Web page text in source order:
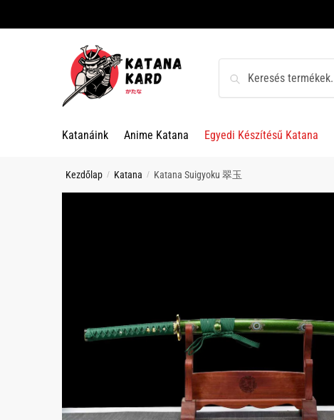
to
to
következőre:
Katanáink Anime Katana Egyedi Készítésű Katana
Kezdőlap / Katana / Katana Suigyoku 翠玉